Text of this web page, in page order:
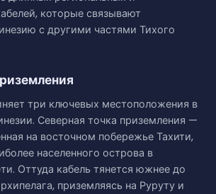
которые связывают
с другими частями Тихого
три ключевых местоположения в
Северная точка приземления —
на восточном побережье Тахити,
населенного острова в
Оттуда кабель тянется южнее до
приземляясь на Руруту и